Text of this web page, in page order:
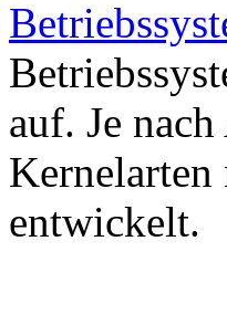
auf. Je
entwickelt.